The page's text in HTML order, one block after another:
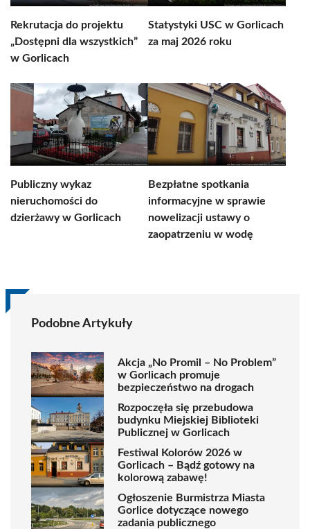
Rekrutacja do projektu
„Dostępni dla wszystkich”
w Gorlicach
Statystyki USC w Gorlicach
za maj 2026 roku
Publiczny wykaz
nieruchomości do
dzierżawy w Gorlicach
Bezpłatne spotkania
informacyjne w sprawie
nowelizacji ustawy o
zaopatrzeniu w wodę
Podobne Artykuły
Akcja „No Promil – No Problem”
w Gorlicach promuje
bezpieczeństwo na drogach
Rozpoczęła się przebudowa
budynku Miejskiej Biblioteki
Publicznej w Gorlicach
Festiwal Kolorów 2026 w
Gorlicach – Bądź gotowy na
kolorową zabawę!
Ogłoszenie Burmistrza Miasta
Gorlice dotyczące nowego
zadania publicznego